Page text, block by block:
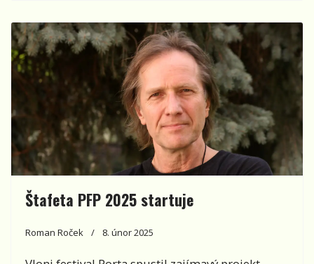
Štafeta PFP 2025 startuje
Roman Roček 8. únor 2025